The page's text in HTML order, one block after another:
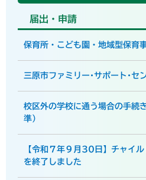
届出・申請
保育所・こども園・地域型保
三原市ファミリー･サポート･セ
校区外の学校に通う場合の手続
準）
【令和７年９月30日】チャイ
を終了しました